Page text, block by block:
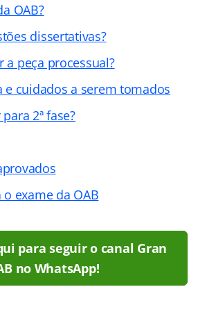
OAB?
dissertativas?
a peça processual?
e cuidados a serem tomados
2ª fase?
exame da OAB
para seguir o canal Gran
no WhatsApp!